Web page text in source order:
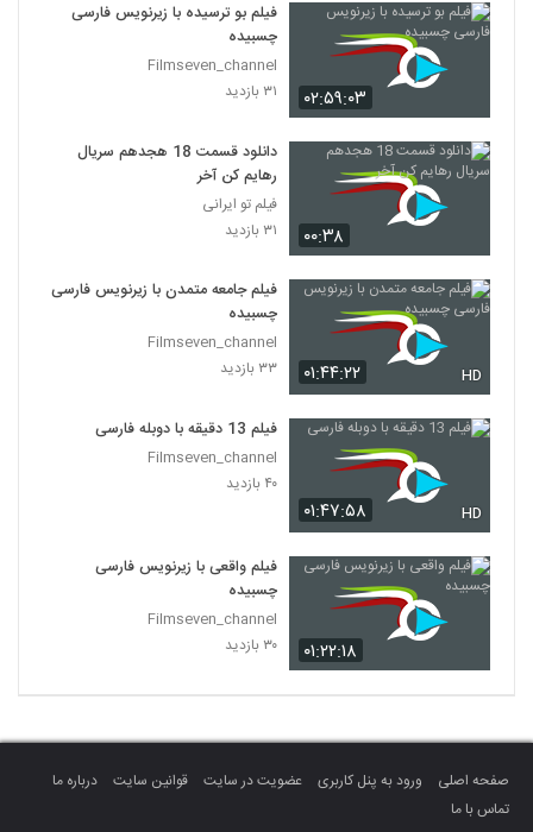
۰۲:۵۹:۰۳
فیلم بو ترسیده با زیرنویس فارسی
چسبیده
Filmseven_channel
۳۱ بازدید
۰۰:۳۸
دانلود قسمت 18 هجدهم سریال
رهایم کن آخر
فیلم تو ایرانی
۳۱ بازدید
۰۱:۴۴:۲۲ HD
فیلم جامعه متمدن با زیرنویس فارسی
چسبیده
Filmseven_channel
۳۳ بازدید
۰۱:۴۷:۵۸ HD
فیلم 13 دقیقه با دوبله فارسی
Filmseven_channel
۴۰ بازدید
۰۱:۲۲:۱۸
فیلم واقعی با زیرنویس فارسی
چسبیده
Filmseven_channel
۳۰ بازدید
صفحه اصلی ورود به پنل کاربری عضویت در سایت قوانین سایت
درباره ما
تماس با ما